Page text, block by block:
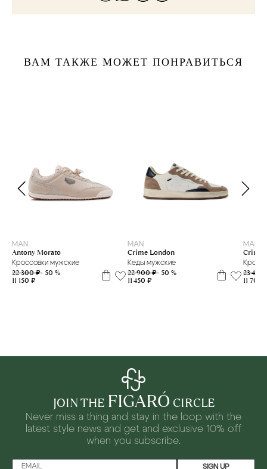
ВАМ ТАКЖЕ МОЖЕТ ПОНРАВИТЬСЯ
MAN
Antony Morato
Кроссовки мужские
22 300 ₽- 50 %
11 150 ₽
MAN
Crime London
Кеды мужские
22 900 ₽- 50 %
11 450 ₽
MAN
Crime
23 400
11 700
JOIN THE FIGARÓ CIRCLE
Never miss a thing and stay in the loop with the
latest style news and get and exclusive 10% off
when you subscribe.
SIGN UP